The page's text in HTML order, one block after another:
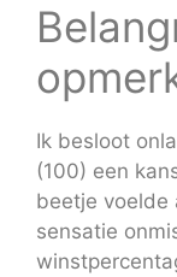
Ik besloot
(100) een
beetje voelde
sensatie